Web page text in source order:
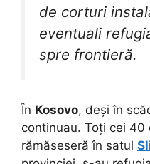
de corturi
eventuali
spre frontieră.
În Kosovo, deși în
continuau. Toți cei 40
rămăseseră în satul